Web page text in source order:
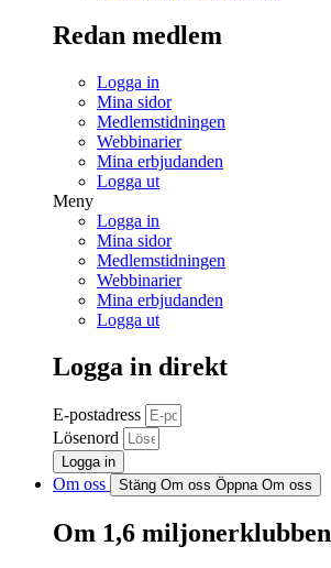
Redan medlem
Logga in
Mina sidor
Medlemstidningen
Webbinarier
Mina erbjudanden
Logga ut
Meny
Logga in
Mina sidor
Medlemstidningen
Webbinarier
Mina erbjudanden
Logga ut
Logga in direkt
E-postadress
Lösenord
Logga in
Om oss Stäng Om oss Öppna Om oss
Om 1,6 miljonerklubben